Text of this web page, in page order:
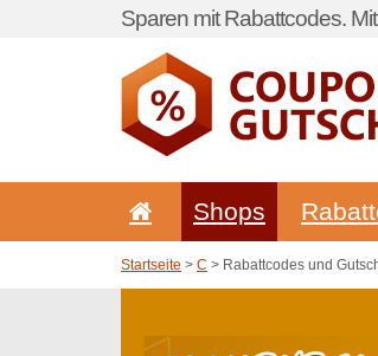
Sparen mit Rabattcodes.
Shops
Startseite > C > Rabattcodes und